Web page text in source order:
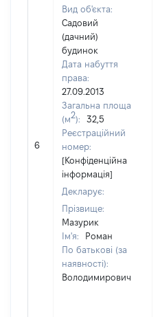
6
Вид об'єкта:
Садовий
(дачний)
будинок
Дата набуття
права:
27.09.2013
Загальна площа
(м2):
32,5
Реєстраційний
номер:
[Конфіденційна
інформація]
Декларує:
Прізвище:
Мазурик
Ім'я:
Роман
По батькові (за
наявності):
Володимирович